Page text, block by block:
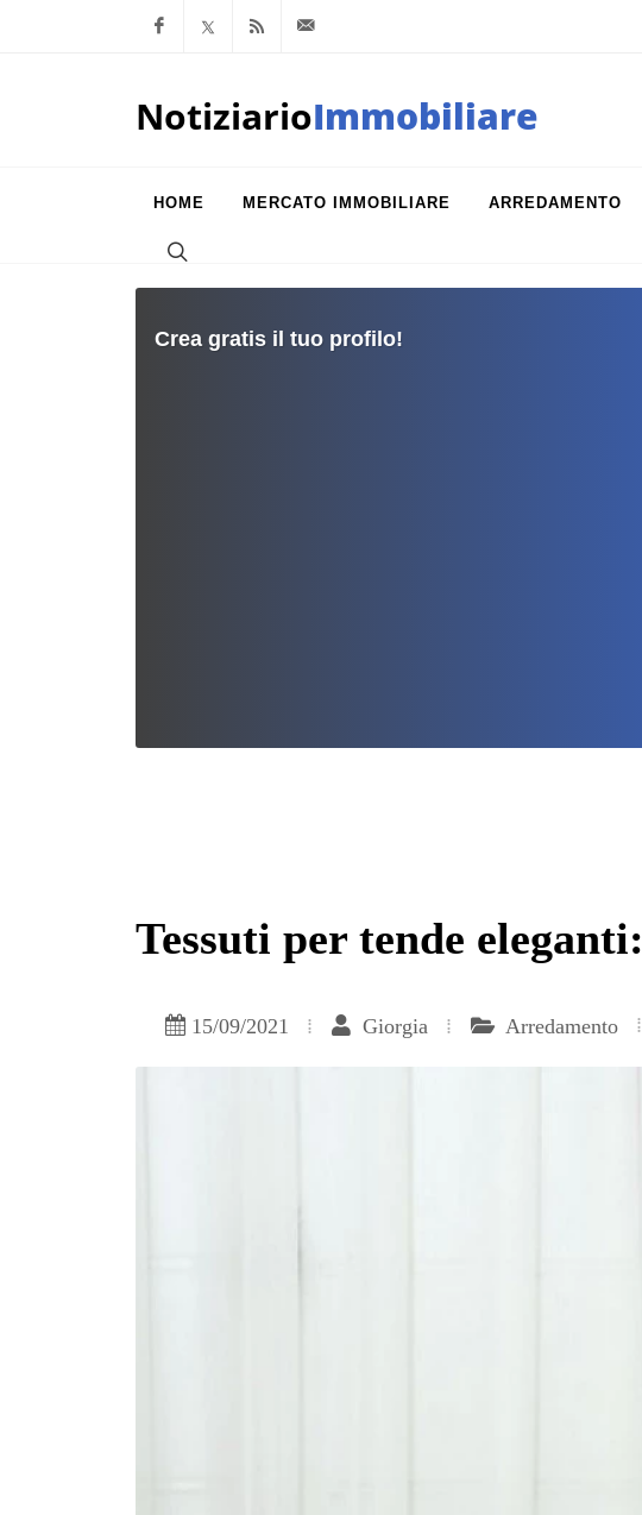
Facebook
x.com Feed RSS
NotiziarioImmobiliare
HOME MERCATO IMMOBILIARE ARREDAMENTO
Crea gratis il tuo profilo!
Tessuti per tende
15/09/2021 Giorgia Arredamento